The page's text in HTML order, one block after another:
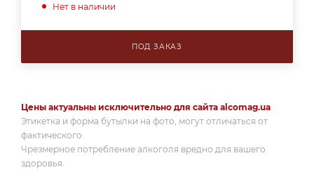
Нет в наличии
ПОД ЗАКАЗ
Цены актуальны исключительно для сайта alcomag.ua
Этикетка и форма бутылки на фото, могут отличаться от
фактического.
Чрезмерное потребление алкоголя вредно для вашего
здоровья.